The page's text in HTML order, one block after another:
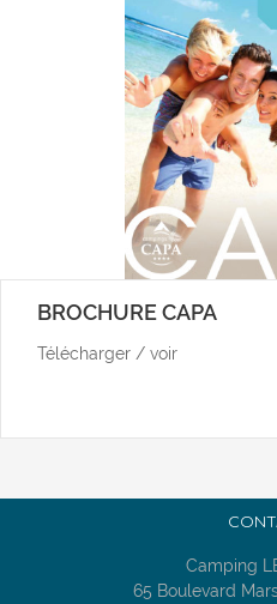
BROCHURE CAPA
Télécharger / voir
Camping
65 Boulevard